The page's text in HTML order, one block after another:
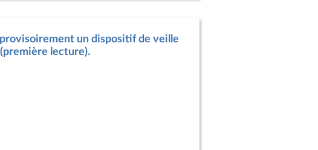
un dispositif de veille
lecture).